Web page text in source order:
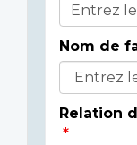
Détails
du
Nom de
Relation